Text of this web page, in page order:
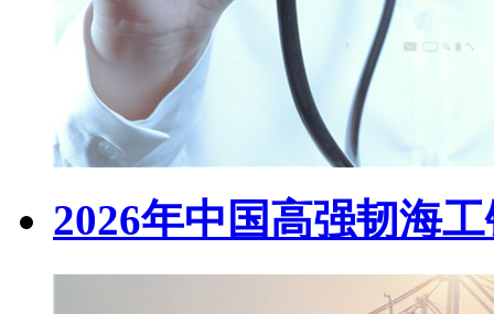
2026年中国高强韧海